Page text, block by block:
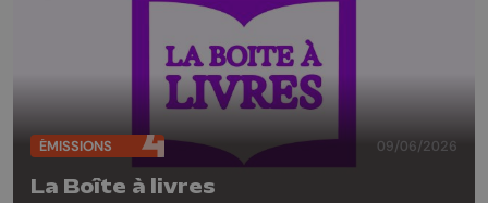
ÉMISSIONS 09/06/2026
La Boîte à livres